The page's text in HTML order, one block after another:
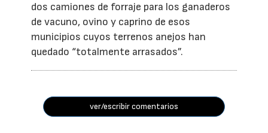
dos camiones de forraje para los ganaderos
de vacuno, ovino y caprino de esos
municipios cuyos terrenos anejos han
quedado “totalmente arrasados”.
ver/escribir comentarios